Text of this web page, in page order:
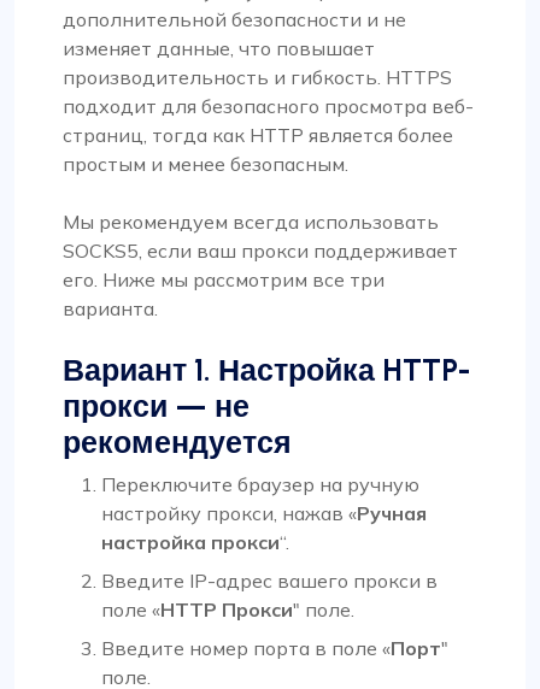
дополнительной безопасности и не
изменяет данные, что повышает
производительность и гибкость. HTTPS
подходит для безопасного просмотра веб-
страниц, тогда как HTTP является более
простым и менее безопасным.
Мы рекомендуем всегда использовать
SOCKS5, если ваш прокси поддерживает
его. Ниже мы рассмотрим все три
варианта.
Вариант 1. Настройка HTTP-
прокси — не
рекомендуется
Переключите браузер на ручную
настройку прокси, нажав «Ручная
настройка прокси“.
Введите IP-адрес вашего прокси в
поле «HTTP Прокси" поле.
Введите номер порта в поле «Порт"
поле.